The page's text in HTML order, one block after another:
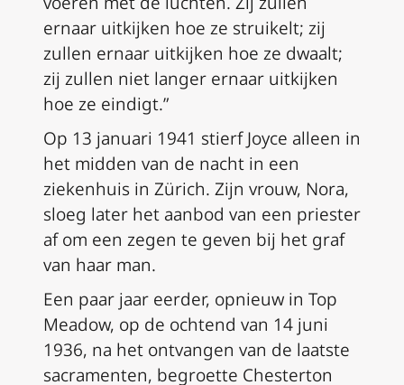
ernaar uitkijken hoe ze struikelt; zij
zullen ernaar uitkijken hoe ze dwaalt;
zij zullen niet langer ernaar uitkijken
hoe ze eindigt.”
Op 13 januari 1941 stierf Joyce alleen in
het midden van de nacht in een
ziekenhuis in Zürich. Zijn vrouw, Nora,
sloeg later het aanbod van een priester
af om een zegen te geven bij het graf
van haar man.
Een paar jaar eerder, opnieuw in Top
Meadow, op de ochtend van 14 juni
1936, na het ontvangen van de laatste
sacramenten, begroette Chesterton